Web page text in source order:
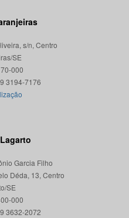
s/n, Centro
SE
000
Garcia Filho
Déda, 13, Centro
SE
000